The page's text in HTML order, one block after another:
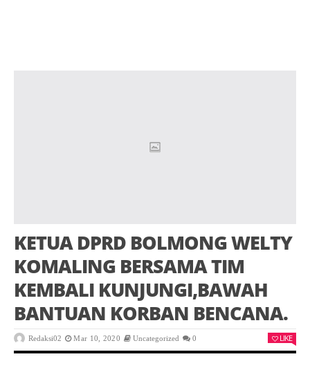
KETUA DPRD BOLMONG WELTY
KOMALING BERSAMA TIM
KEMBALI KUNJUNGI,BAWAH
BANTUAN KORBAN BENCANA.
Redaksi02 Mar 10, 2020 Uncategorized 0 LIKE